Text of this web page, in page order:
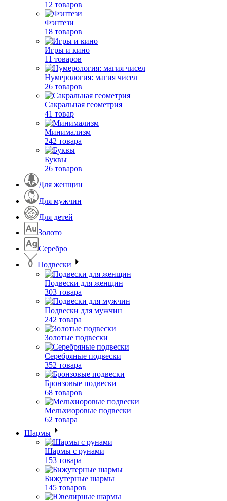
12 товаров
Фэнтези
18 товаров
Игры и кино
11 товаров
Нумерология: магия чисел
26 товаров
Сакральная геометрия
41 товар
Минимализм
242 товара
Буквы
26 товаров
Для женщин
Для мужчин
Для детей
Золото
Серебро
Подвески
Подвески для женщин
303 товара
Подвески для мужчин
242 товара
Золотые подвески
Серебряные подвески
352 товара
Бронзовые подвески
68 товаров
Мельхиоровые подвески
62 товара
Шармы
Шармы с рунами
153 товара
Бижутерные шармы
145 товаров